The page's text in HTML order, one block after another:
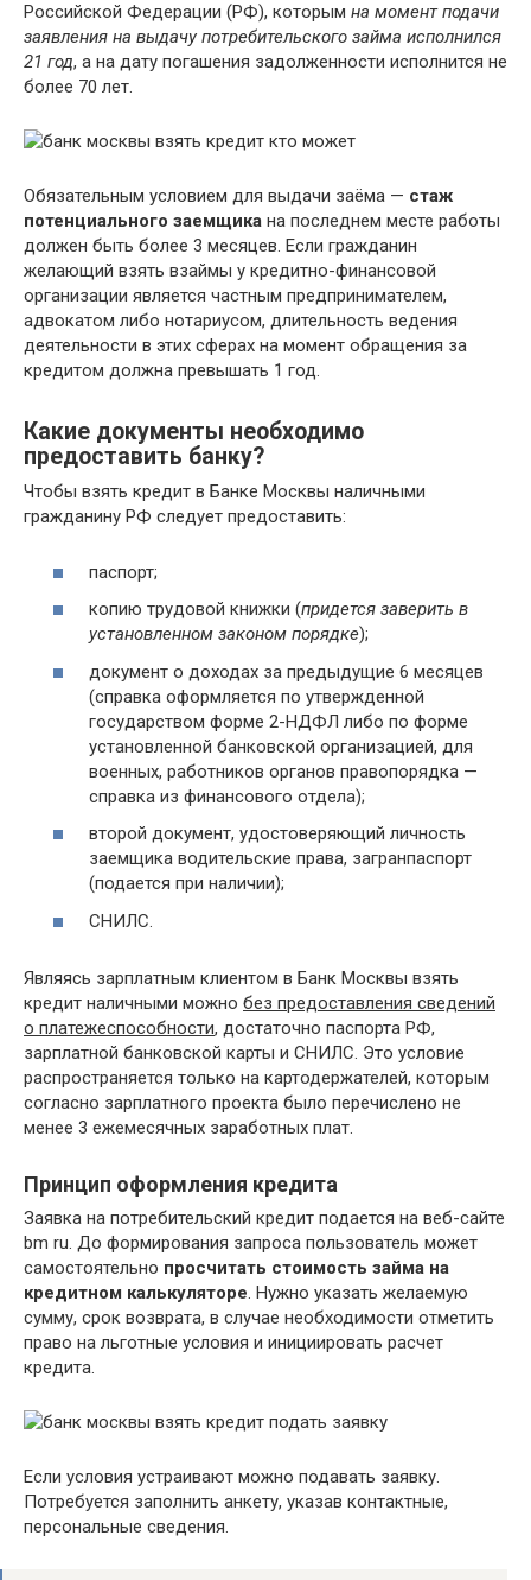
Российской Федерации (РФ), которым на момент подачи
заявления на выдачу потребительского займа исполнился
21 год, а на дату погашения задолженности исполнится не
более 70 лет.
Обязательным условием для выдачи заёма — стаж
потенциального заемщика на последнем месте работы
должен быть более 3 месяцев. Если гражданин
желающий взять взаймы у кредитно-финансовой
организации является частным предпринимателем,
адвокатом либо нотариусом, длительность ведения
деятельности в этих сферах на момент обращения за
кредитом должна превышать 1 год.
Какие документы необходимо
предоставить банку?
Чтобы взять кредит в Банке Москвы наличными
гражданину РФ следует предоставить:
паспорт;
копию трудовой книжки (придется заверить в
установленном законом порядке);
документ о доходах за предыдущие 6 месяцев
(справка оформляется по утвержденной
государством форме 2-НДФЛ либо по форме
установленной банковской организацией, для
военных, работников органов правопорядка —
справка из финансового отдела);
второй документ, удостоверяющий личность
заемщика водительские права, загранпаспорт
(подается при наличии);
СНИЛС.
Являясь зарплатным клиентом в Банк Москвы взять
кредит наличными можно без предоставления сведений
о платежеспособности, достаточно паспорта РФ,
зарплатной банковской карты и СНИЛС. Это условие
распространяется только на картодержателей, которым
согласно зарплатного проекта было перечислено не
менее 3 ежемесячных заработных плат.
Принцип оформления кредита
Заявка на потребительский кредит подается на веб-сайте
bm ru. До формирования запроса пользователь может
самостоятельно просчитать стоимость займа на
кредитном калькуляторе. Нужно указать желаемую
сумму, срок возврата, в случае необходимости отметить
право на льготные условия и инициировать расчет
кредита.
Если условия устраивают можно подавать заявку.
Потребуется заполнить анкету, указав контактные,
персональные сведения.